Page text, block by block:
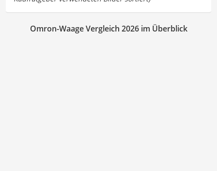
Omron-Waage Vergleich 2026 im Überblick